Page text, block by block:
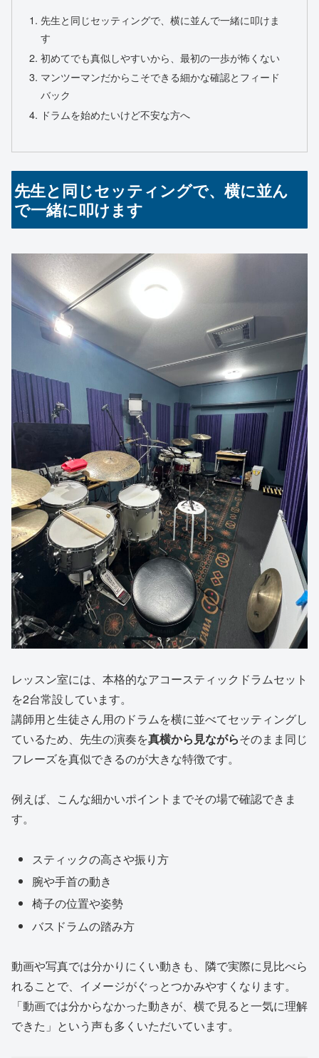
先生と同じセッティングで、横に並んで一緒に叩けま
す
初めてでも真似しやすいから、最初の一歩が怖くない
マンツーマンだからこそできる細かな確認とフィード
バック
ドラムを始めたいけど不安な方へ
先生と同じセッティングで、横に並ん
で一緒に叩けます
レッスン室には、本格的なアコースティックドラムセット
を2台常設しています。
講師用と生徒さん用のドラムを横に並べてセッティングし
ているため、先生の演奏を真横から見ながらそのまま同じ
フレーズを真似できるのが大きな特徴です。
例えば、こんな細かいポイントまでその場で確認できま
す。
スティックの高さや振り方
腕や手首の動き
椅子の位置や姿勢
バスドラムの踏み方
動画や写真では分かりにくい動きも、隣で実際に見比べら
れることで、イメージがぐっとつかみやすくなります。
「動画では分からなかった動きが、横で見ると一気に理解
できた」という声も多くいただいています。